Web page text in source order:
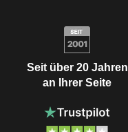
Seit über 20 Jahren
an Ihrer Seite